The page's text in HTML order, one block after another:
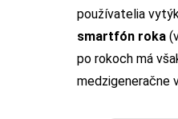
používatelia
smartfón roka
po rokoch má
medzigeneračne